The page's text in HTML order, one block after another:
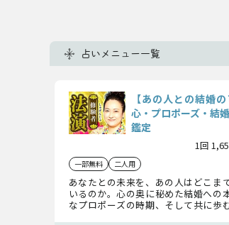
占いメニュー一覧
【あの人との結婚
心・プロポーズ・結
鑑定
1回
一部無料 二人用
あなたとの未来を、あの人はどこま
いるのか。心の奥に秘めた結婚への
なプロポーズの時期、そして共に歩